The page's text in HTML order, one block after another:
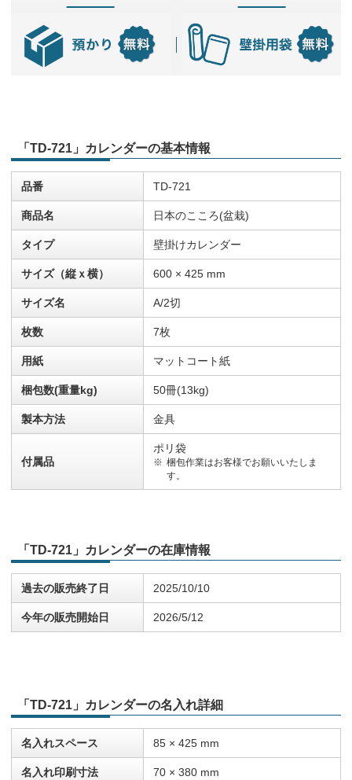
「TD-721」カレンダーの基本情報
品番 TD-721
商品名 日本のこころ(盆栽)
タイプ 壁掛けカレンダー
サイズ（縦ｘ横） 600 × 425 mm
サイズ名 A/2切
枚数 7枚
用紙 マットコート紙
梱包数(重量kg) 50冊(13kg)
製本方法 金具
付属品
ポリ袋
梱包作業はお客様でお願いいたしま
す。
「TD-721」カレンダーの在庫情報
過去の販売終了日 2025/10/10
今年の販売開始日 2026/5/12
「TD-721」カレンダーの名入れ詳細
名入れスペース 85 × 425 mm
名入れ印刷寸法 70 × 380 mm